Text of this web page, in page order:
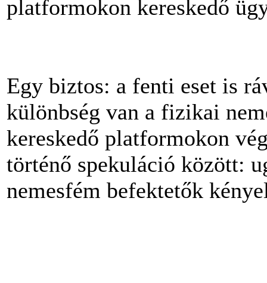
platformokon kereskedő
Egy biztos: a fenti eset is
különbség van a fizikai
kereskedő platformokon
történő spekuláció között:
nemesfém befektetők